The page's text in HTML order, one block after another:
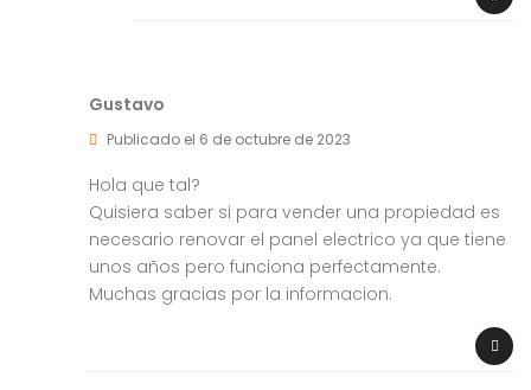
Gustavo
Publicado el 6 de octubre de 2023
Hola que tal?
Quisiera saber si para vender una propiedad es
necesario renovar el panel electrico ya que tiene
unos años pero funciona perfectamente.
Muchas gracias por la informacion.